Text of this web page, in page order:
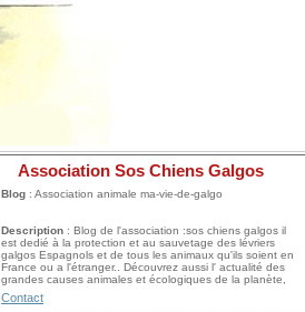
Association Sos Chiens Galgos
Blog : Association animale ma-vie-de-galgo
Description : Blog de l'association :sos chiens galgos il
est dedié à la protection et au sauvetage des lévriers
galgos Espagnols et de tous les animaux qu'ils soient en
France ou a l'étranger.. Découvrez aussi l' actualité des
grandes causes animales et écologiques de la planète,
Contact